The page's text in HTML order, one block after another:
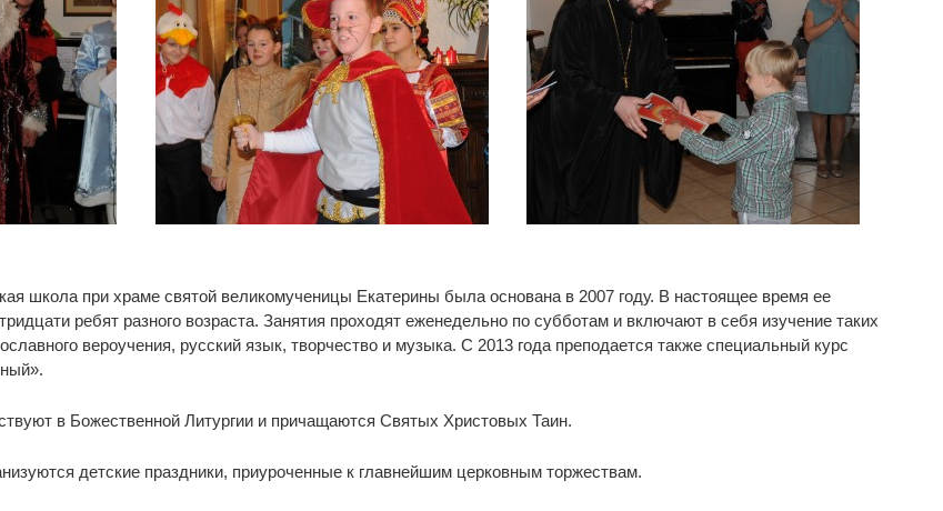
школа при храме святой великомученицы Екатерины была основана в 2007 году. В настоящее время ее
ребят разного возраста. Занятия проходят еженедельно по субботам и включают в себя изучение таких
вероучения, русский язык, творчество и музыка. С 2013 года преподается также специальный курс
в Божественной Литургии и причащаются Святых Христовых Таин.
детские праздники, приуроченные к главнейшим церковным торжествам.